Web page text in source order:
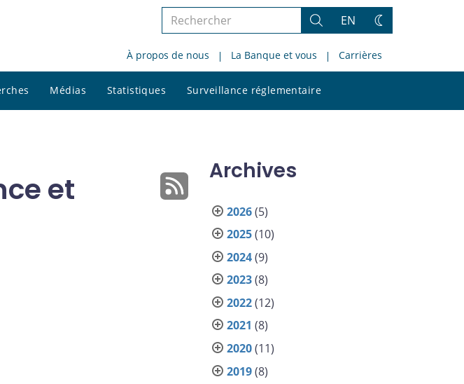
Rechercher
le
site
Rechercher
EN
Changez
thème
À propos de nous La Banque et vous Carrières
Médias Statistiques Surveillance réglementaire
le
et
Archives
2026(5)
2025(10)
2024(9)
2023(8)
2022(12)
2021 (8)
2020(11)
2019(8)